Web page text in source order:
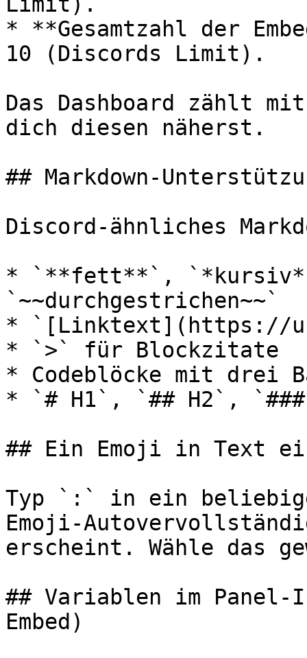
* **Gesamtzahl der
10 (Discords Limit).
Das Dashboard zählt
dich diesen näherst.
## Markdown-
Discord-ähnliches
* `**fett**`,
`~~durchgestrichen~~`
* `[Linktext](https://
* `>` für Blockzitate
* Codeblöcke mit drei
* `# H1`, `## H2`,
## Ein Emoji in Text
Typ `:` in ein
Emoji-
erscheint. Wähle das
## Variablen im Panel-
Embed)